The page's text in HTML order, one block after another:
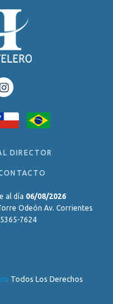
DIRECTOR
al día 06/08/2026
Odeón Av. Corrientes
7624
Todos Los Derechos